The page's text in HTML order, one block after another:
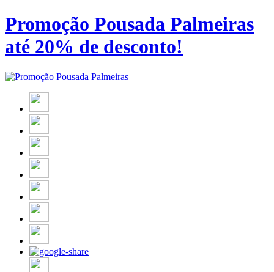
Promoção Pousada Palmeiras
até 20% de desconto!